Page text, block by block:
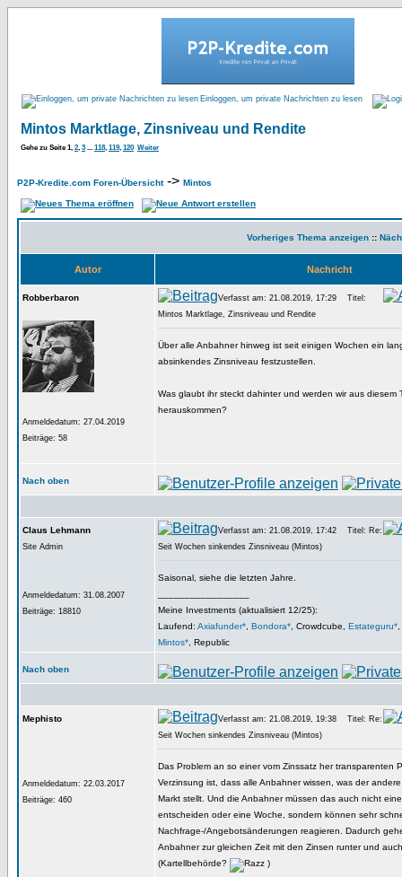
Einloggen, um private Nachrichten zu lesen
Mintos Marktlage, Zinsniveau und Rendite
Gehe zu Seite1, 2, 3 ... 118, 119, 120 Weiter
P2P-Kredite.com Foren-Übersicht-> Mintos
Vorheriges Thema anzeigen ::
Autor Nachricht
Robberbaron
Anmeldedatum: 27.04.2019
Beiträge: 58
Verfasst am: 21.08.2019, 17:29
Titel:
Mintos Marktlage, Zinsniveau und Rendite
Über alle Anbahner hinweg ist seit einigen Wochen ein
absinkendes Zinsniveau festzustellen.
Was glaubt ihr steckt dahinter und werden wir aus diesem
herauskommen?
Nach oben
Claus Lehmann
Site Admin
Anmeldedatum: 31.08.2007
Beiträge: 18810
Verfasst am: 21.08.2019, 17:42
Titel: Re:
Seit Wochen sinkendes Zinsniveau (Mintos)
Saisonal, siehe die letzten Jahre.
Meine Investments (aktualisiert 12/25):
Laufend: Axiafunder* Bondora* , Crowdcube, Estateguru*
Mintos* , Republic
Nach oben
Mephisto
Anmeldedatum: 22.03.2017
Beiträge: 460
Verfasst am: 21.08.2019, 19:38
Titel: Re:
Seit Wochen sinkendes Zinsniveau (Mintos)
Das Problem an so einer vom Zinssatz her transparenten
Verzinsung ist, dass alle Anbahner wissen, was der
Markt stellt. Und die Anbahner müssen das auch nicht
entscheiden oder eine Woche, sondern können sehr
Nachfrage-/Angebotsänderungen reagieren. Dadurch
Anbahner zur gleichen Zeit mit den Zinsen runter und
(Kartellbehörde?
)